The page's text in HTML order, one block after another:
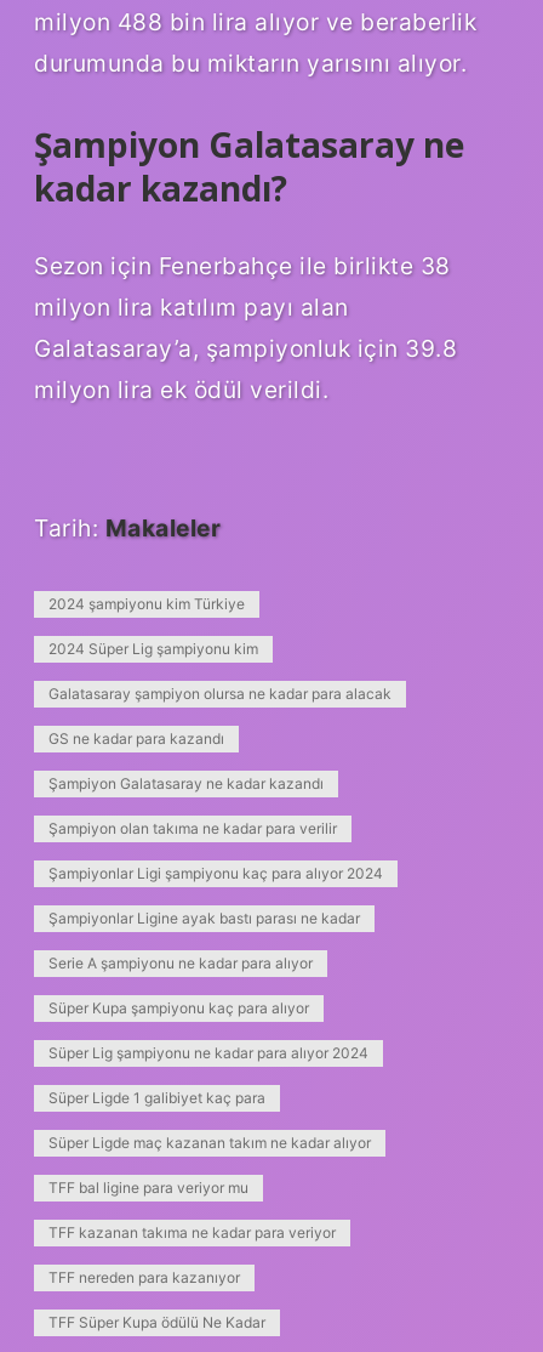
milyon 488 bin lira alıyor ve beraberlik
durumunda bu miktarın yarısını alıyor.
Şampiyon Galatasaray ne
kadar kazandı?
Sezon için Fenerbahçe ile birlikte 38
milyon lira katılım payı alan
Galatasaray’a, şampiyonluk için 39.8
milyon lira ek ödül verildi.
Tarih: Makaleler
2024 şampiyonu kim Türkiye
2024 Süper Lig şampiyonu kim
Galatasaray şampiyon olursa ne kadar para alacak
GS ne kadar para kazandı
Şampiyon Galatasaray ne kadar kazandı
Şampiyon olan takıma ne kadar para verilir
Şampiyonlar Ligi şampiyonu kaç para alıyor 2024
Şampiyonlar Ligine ayak bastı parası ne kadar
Serie A şampiyonu ne kadar para alıyor
Süper Kupa şampiyonu kaç para alıyor
Süper Lig şampiyonu ne kadar para alıyor 2024
Süper Ligde 1 galibiyet kaç para
Süper Ligde maç kazanan takım ne kadar alıyor
TFF bal ligine para veriyor mu
TFF kazanan takıma ne kadar para veriyor
TFF nereden para kazanıyor
TFF Süper Kupa ödülü Ne Kadar